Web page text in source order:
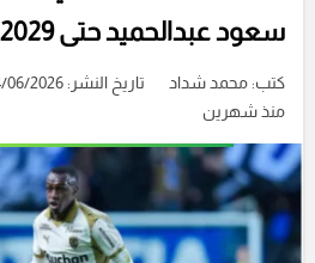
سعود عبدالحميد حتى 2029
كتب:محمد شداد تاريخ النشر: 04/06/2026
منذ شهرين